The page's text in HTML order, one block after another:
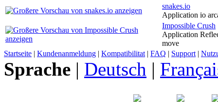
snakes.io
Application io
Impossible Crush
Application
move
Startseite | Kundenanmeldung | Kompatibilitat | FAQ | Support |
Sprache | Deutsch |